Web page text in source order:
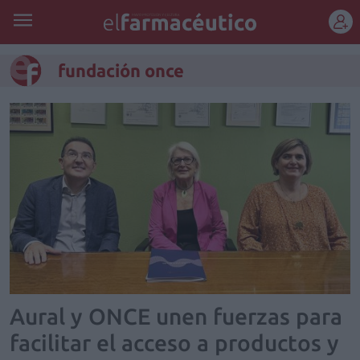
fundación once
Aural y ONCE unen fuerzas para
facilitar el acceso a productos y